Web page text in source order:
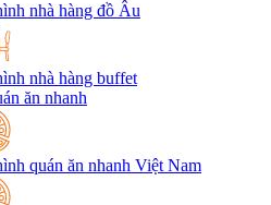
nhà hàng đồ Âu
nhà hàng buffet
ăn nhanh
quán ăn nhanh Việt Nam